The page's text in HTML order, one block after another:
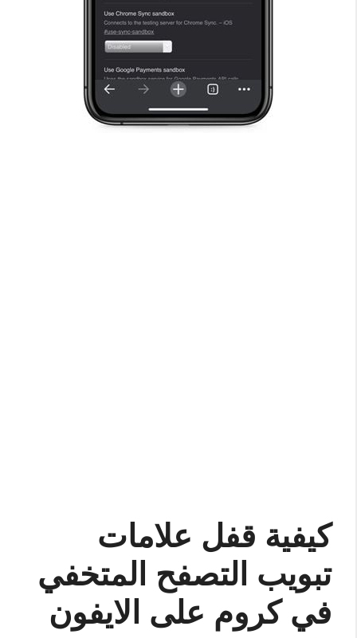
كيفية قفل علامات
تبويب التصفح المتخفي
في كروم على الايفون